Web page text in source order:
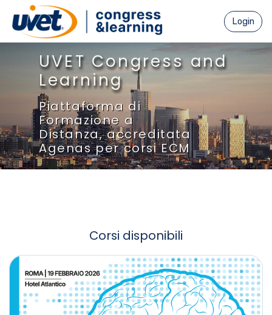
Login
Vai al contenuto principale
UVET Congress and
Learning
Piattaforma di
Formazione a
Distanza, accreditata
Agenas per corsi ECM
Corsi disponibili